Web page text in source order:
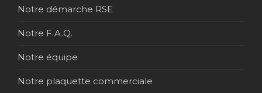
Notre démarche RSE
Notre F.A.Q.
Notre équipe
Notre plaquette commerciale